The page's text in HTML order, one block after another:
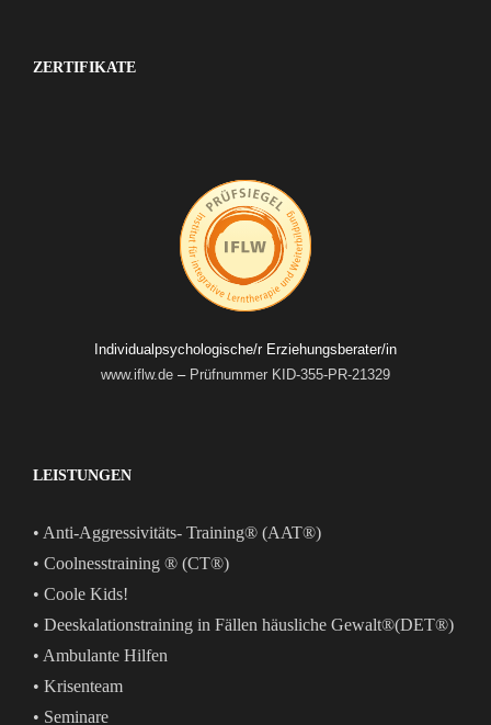
ZERTIFIKATE
Individualpsychologische/r Erziehungsberater/in
www.iflw.de – Prüfnummer KID-355-PR-21329
LEISTUNGEN
• Anti-Aggressivitäts- Training® (AAT®)
• Coolnesstraining ® (CT®)
• Coole Kids!
• Deeskalationstraining in Fällen häusliche Gewalt®(DET®)
• Ambulante Hilfen
• Krisenteam
• Seminare